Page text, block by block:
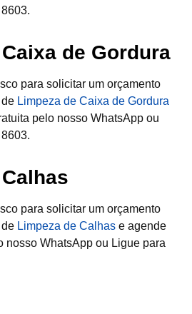
de Gordura
para solicitar um orçamento
Limpeza de Caixa de Gordura
pelo nosso WhatsApp ou
para solicitar um orçamento
Limpeza de Calhas e agende
nosso WhatsApp ou Ligue para